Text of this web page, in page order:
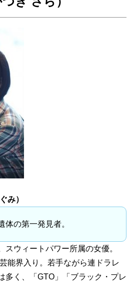
み）
の第一発見者。
ウィートパワー所属の女優。
能界入り。若手ながら連ドラレ
多く、「GTO」「ブラック・プレ